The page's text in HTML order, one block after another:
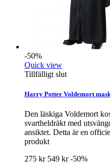
-50%
Quick view
Tillfälligt slut
Harry Potter Voldemort
Den läskiga Voldemort
svartheldräkt med
ansiktet. Detta är en
produkt
275 kr 549 kr-50%